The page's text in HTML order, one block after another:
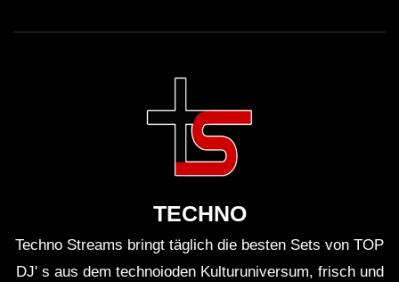
Tracks auf Vinyl!
TECHNO
Techno Streams bringt täglich die besten Sets von TOP
DJ' s aus dem technoioden Kulturuniversum, frisch und